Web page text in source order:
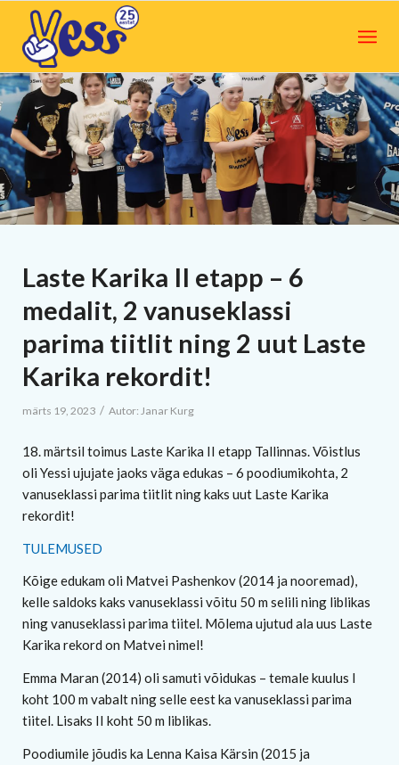
Laste Karika II etapp – 6
medalit, 2 vanuseklassi
parima tiitlit ning 2 uut Laste
Karika rekordit!
märts 19, 2023 / Autor: Janar Kurg
18. märtsil toimus Laste Karika II etapp Tallinnas. Võistlus
oli Yessi ujujate jaoks väga edukas – 6 poodiumikohta, 2
vanuseklassi parima tiitlit ning kaks uut Laste Karika
rekordit!
TULEMUSED
Kõige edukam oli Matvei Pashenkov (2014 ja nooremad),
kelle saldoks kaks vanuseklassi võitu 50 m selili ning liblikas
ning vanuseklassi parima tiitel. Mõlema ujutud ala uus Laste
Karika rekord on Matvei nimel!
Emma Maran (2014) oli samuti võidukas – temale kuulus I
koht 100 m vabalt ning selle eest ka vanuseklassi parima
tiitel. Lisaks II koht 50 m liblikas.
Poodiumile jõudis ka Lenna Kaisa Kärsin (2015 ja